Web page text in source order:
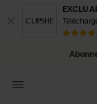
EXCLU
*